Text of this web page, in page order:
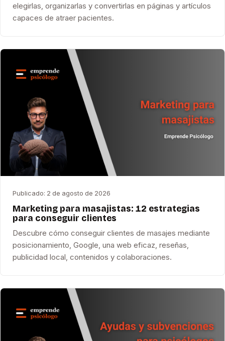
elegirlas, organizarlas y convertirlas en páginas y artículos
capaces de atraer pacientes.
Publicado: 2 de agosto de 2026
Marketing para masajistas: 12 estrategias
para conseguir clientes
Descubre cómo conseguir clientes de masajes mediante
posicionamiento, Google, una web eficaz, reseñas,
publicidad local, contenidos y colaboraciones.